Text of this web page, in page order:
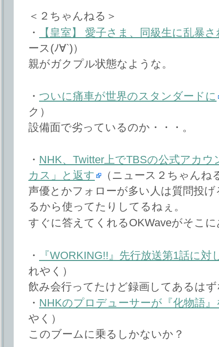
＜２ちゃんねる＞
・
【皇室】 愛子さま、同級生に乱暴
ース(ﾉ∀`)）
親がガクプル状態なような。
・ ついに痛車が世界のスタンダードに
ク）
設備面で劣っているのか・・・。
・ NHK、Twitter上でTBSの公式アカ
カス」と返す
（ニュース２ちゃんね
声優とかフォローが多い人は質問投
るから使ってたりしてるねぇ。
すぐに答えてくれるOKWaveがそこ
・
『WORKING!!』先行放送第1話に対
れやく）
飲み会行ってたけど録画してあるは
・ NHKのプロデューサーが『化物語』
やく）
このブームに乗るしかないか？